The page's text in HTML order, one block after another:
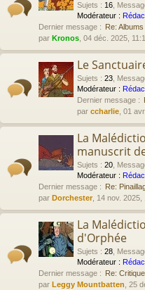
Sujets : 16
Modérateur :
Dernier message : Re:
par Kronos , 04 déc. 2025,
Le
Sujets : 23
Modérateur :
Dernier message :
par ccharlie , 01
La
manuscrit
Sujets : 20
Modérateur :
Dernier message : Re:
par Dorchester , 14 nov. 2025,
La
d'Orphée
Sujets : 28
Modérateur :
Dernier message : Re:
par Leggy Mountbatten , 25